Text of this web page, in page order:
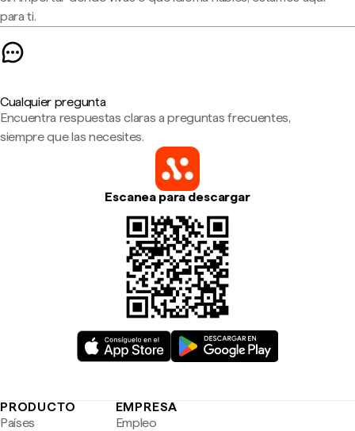
para ti.
Cualquier pregunta
Encuentra respuestas claras a preguntas frecuentes,
siempre que las necesites.
Escanea para descargar
PRODUCTO
Países
EMPRESA
Empleo